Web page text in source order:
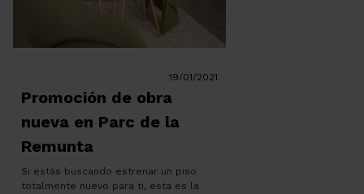
19/01/2021
Promoción de obra
nueva en Parc de la
Remunta
Si estás buscando estrenar un piso
totalmente nuevo para ti, esta es la